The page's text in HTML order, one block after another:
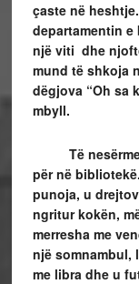
çaste në
departamentin
një viti dhe
mund të shkoja
dëgjova “Oh sa
mbyll.
Të
për në
punoja, u
ngritur kokën,
merresha me
një somnambul,
me libra dhe u